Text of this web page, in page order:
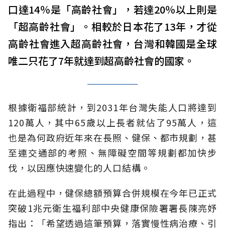
口達14％是「高齡社會」，若達20％以上則是
「超高齡社會」。相較於日本花了13年，才從
高齡社會進入超高齡社會，台灣和韓國是全球
唯二只花了7年就達到超高齡社會的國家。
根據衛福部統計，到2031年台灣失能人口將達到
120萬人，其中65歲以上長者就佔了95萬人，這
也是為何政府近年來在長照、健保、都市規劃，甚
至連交通部的考照、無障礙空間等規劃都加快步
伐，以因應快速變化的人口結構。
在此過程中，健保總額預算合併規模在今年已正式
突破1兆元衛生福利部中央健康保險署署長陳亮妤
指出：「希望透過這筆預算，落實慢性病治療、引